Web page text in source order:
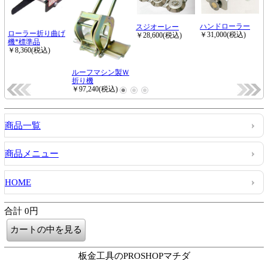
商品一覧
商品メニュー
HOME
合計 0円
板金工具のPROSHOPマチダ